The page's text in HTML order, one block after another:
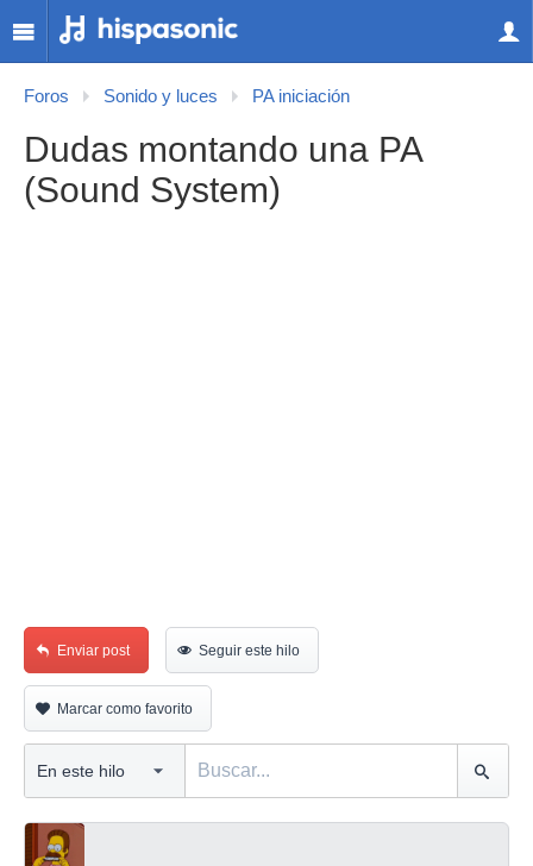
Foros Sonido y luces PA iniciación
Dudas montando una PA
(Sound System)
Enviar post Seguir este hilo
Marcar como favorito